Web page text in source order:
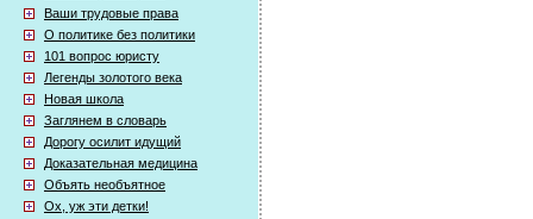
Ваши трудовые права
О политике без политики
101 вопрос юристу
Легенды золотого века
Новая школа
Заглянем в словарь
Дорогу осилит идущий
Доказательная медицина
Объять необъятное
Ох, уж эти детки!